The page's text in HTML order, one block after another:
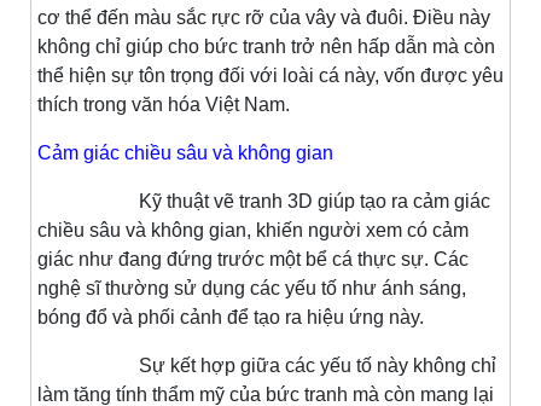
cơ thể đến màu sắc rực rỡ của vây và đuôi. Điều này
không chỉ giúp cho bức tranh trở nên hấp dẫn mà còn
thể hiện sự tôn trọng đối với loài cá này, vốn được yêu
thích trong văn hóa Việt Nam.
Cảm giác chiều sâu và không gian
Kỹ thuật vẽ tranh 3D giúp tạo ra cảm giác
chiều sâu và không gian, khiến người xem có cảm
giác như đang đứng trước một bể cá thực sự. Các
nghệ sĩ thường sử dụng các yếu tố như ánh sáng,
bóng đổ và phối cảnh để tạo ra hiệu ứng này.
Sự kết hợp giữa các yếu tố này không chỉ
làm tăng tính thẩm mỹ của bức tranh mà còn mang lại